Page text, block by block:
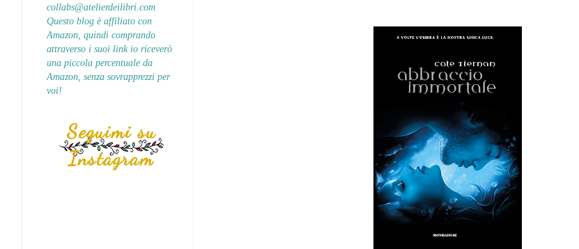
collabs@atelierdeilibri.com
Questo blog è affiliato con
Amazon, quindi comprando
attraverso i suoi link io riceverò
una piccola percentuale da
Amazon, senza sovrapprezzi per
voi!
Seguimi su
Instagram